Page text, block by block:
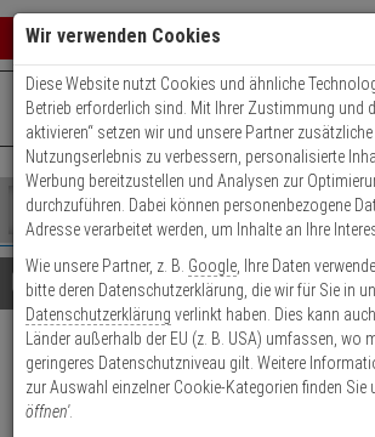
Warenkorb schließen
0 ARTIKEL IM
Ihr Warenkorb ist
Ergebnisse ()
Shop
durchsuchen
Bitte
geben
Sie
mindestens
Zeichen
ein,
um
Es
wurde
noch
Kategorien
Suche
gestartet
+49 (0)821 899 493-0Mo. - Do.: 8:00 - 16:30 | Fr.:
Kontaktservice nutzen
Details Beratung
IFS S25-2MLC-2 SFP-
100Base-FX
Wir verwenden Cookies
Diese Website nutzt Cookies und ähnliche
Betrieb erforderlich sind. Mit Ihrer Zustimmung und
aktivieren“ setzen wir und unsere Partner
Nutzungserlebnis zu verbessern, personalisierte
Werbung bereitzustellen und Analysen zur
durchzuführen. Dabei können personenbezogene
Adresse verarbeitet werden, um Inhalte an Ihre
Wie unsere Partner, z. B. Google , Ihre Daten
bitte deren Datenschutzerklärung, die wir für Sie in
Datenschutzerklärung verlinkt haben. Dies kann
Länder außerhalb der EU (z. B. USA) umfassen, wo
geringeres Datenschutzniveau gilt. Weitere
zur Auswahl einzelner Cookie-Kategorien finden Sie
öffnen'.